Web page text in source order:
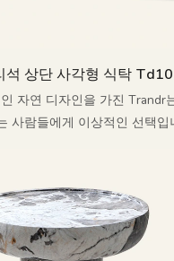
석 상단 사각형 식탁
자연 디자인을 가진 Trandr
사람들에게 이상적인 선택입